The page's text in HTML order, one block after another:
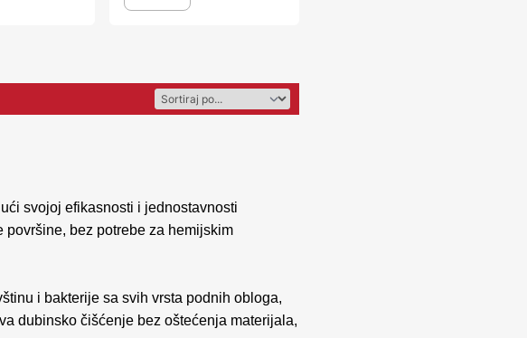
svojoj efikasnosti i jednostavnosti
bez potrebe za hemijskim
i bakterije sa svih vrsta podnih obloga,
dubinsko čišćenje bez oštećenja materijala,